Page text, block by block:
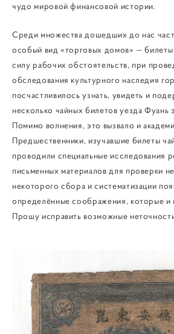
чудо мировой финансовой истории.
Среди множества дошедших до нас
особый вид «торговых домов» —
силу рабочих обстоятельств, при
обследования культурного наследия
посчастливилось узнать, увидеть и
несколько чайных билетов уезда Фуань
Помимо волнения, это вызвало и
Предшественники, изучавшие билеты
проводили специальные исследования
письменных материалов для проверки
некоторого сбора и систематизации
определённые соображения, которые и
Прошу исправить возможные